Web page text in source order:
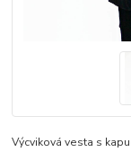
Výcviková vesta s